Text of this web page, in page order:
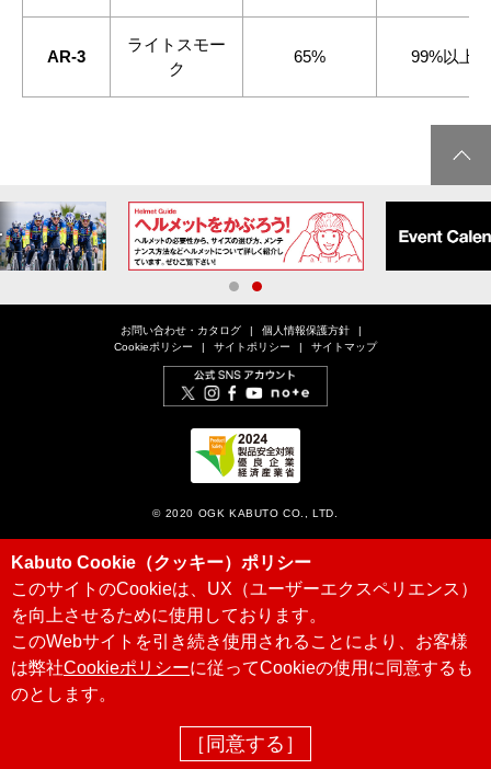
AR-3
ライトスモー
ク
65% 99%以上
1
お問い合わせ・カタログ
個人情報保護方針
Cookieポリシー
サイトポリシー サイトマップ
© 2020 OGK KABUTO CO., LTD.
Kabuto Cookie（クッキー）ポリシー
このサイトのCookieは、UX（ユーザーエクスペリエンス）
を向上させるために使用しております。
このWebサイトを引き続き使用されることにより、お客様
は弊社Cookieポリシーに従ってCookieの使用に同意するも
のとします。
［同意する］